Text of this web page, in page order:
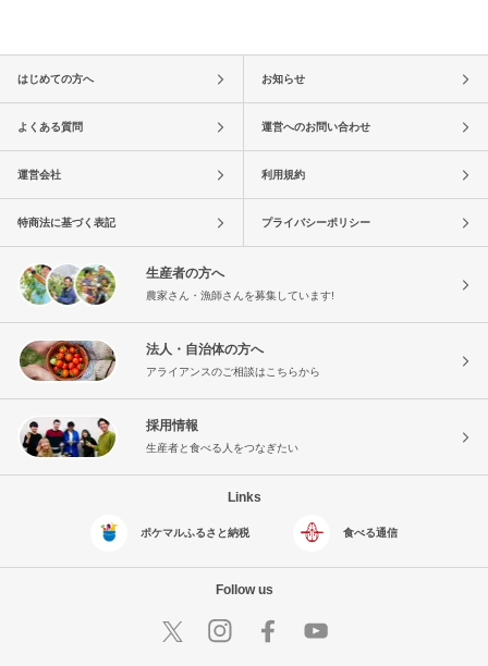
はじめての方へ お知らせ
よくある質問 運営へのお問い合わせ
運営会社 利用規約
特商法に基づく表記 プライバシーポリシー
生産者の方へ
農家さん・漁師さんを募集しています!
法人・自治体の方へ
アライアンスのご相談はこちらから
採用情報
生産者と食べる人をつなぎたい
Links
ポケマルふるさと納税 食べる通信
Follow us